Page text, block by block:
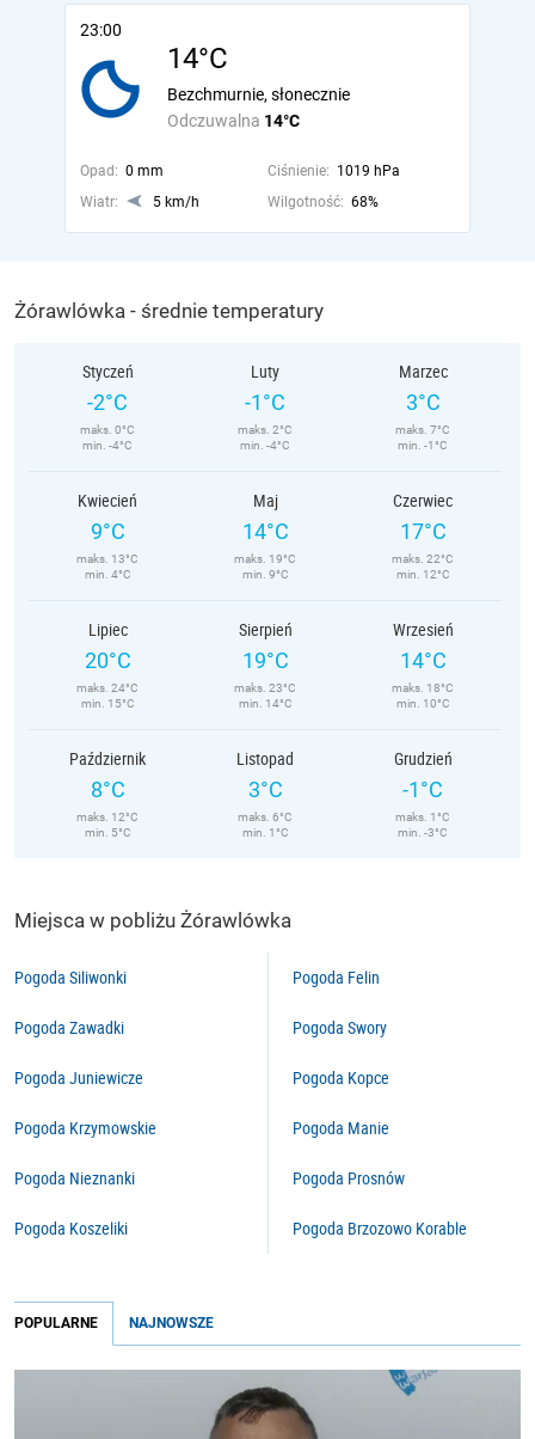
23:00
14°C
Odczuwalna 14°C
Bezchmurnie, słonecznie
Opad: 0 mm Ciśnienie: 1019 hPa
Wiatr:
5 km/h Wilgotność: 68%
Żórawlówka - średnie temperatury
Styczeń
-2°C
maks. 0°C
min. -4°C
Luty
-1°C
maks. 2°C
min. -4°C
Marzec
3°C
maks. 7°C
min. -1°C
Kwiecień
9°C
maks. 13°C
min. 4°C
Maj
14°C
maks. 19°C
min. 9°C
Czerwiec
17°C
maks. 22°C
min. 12°C
Lipiec
20°C
maks. 24°C
min. 15°C
Sierpień
19°C
maks. 23°C
min. 14°C
Wrzesień
14°C
maks. 18°C
min. 10°C
Październik
8°C
maks. 12°C
min. 5°C
Listopad
3°C
maks. 6°C
min. 1°C
Grudzień
-1°C
maks. 1°C
min. -3°C
Miejsca w pobliżu Żórawlówka
Pogoda Siliwonki
Pogoda Zawadki
Pogoda Juniewicze
Pogoda Krzymowskie
Pogoda Nieznanki
Pogoda Koszeliki
Pogoda Felin
Pogoda Swory
Pogoda Kopce
Pogoda Manie
Pogoda Prosnów
Pogoda Brzozowo Korable
POPULARNE NAJNOWSZE